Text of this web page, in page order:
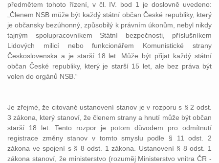
předmětem tohoto řízení, v čl. IV. bod 1 je doslovně uvedeno:
„Členem NSB může být každý státní občan České republiky, který
je občansky bezúhonný, způsobilý k právním úkonům, nebyl nikdy
tajným spolupracovníkem Státní bezpečnosti, příslušníkem
Lidových milicí nebo funkcionářem Komunistické strany
Československa a je starší 18 let. Může být přijat každý státní
občan České republiky, který je starší 15 let, ale bez práva být
volen do orgánů NSB.“
Je zřejmé, že citované ustanovení stanov je v rozporu s § 2 odst.
3 zákona, který stanoví, že členem strany a hnutí může být občan
starší 18 let. Tento rozpor je potom důvodem pro odmítnutí
registrace změny stanov v tomto smyslu podle § 11 odst. 2
zákona ve spojení s § 8 odst. 1 zákona. Ustanovení § 8 odst. 1
zákona stanoví, že ministerstvo (rozuměj Ministerstvo vnitra ČR -